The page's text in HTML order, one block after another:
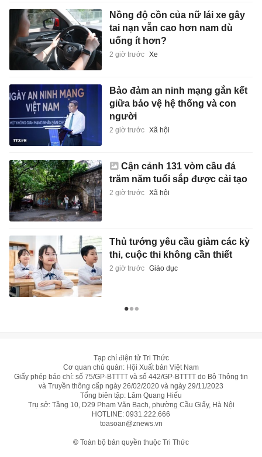
Nồng độ cồn của nữ lái xe gây
tai nạn vẫn cao hơn nam dù
uống ít hơn?
2 giờ trước Xe
Bảo đảm an ninh mạng gắn kết
giữa bảo vệ hệ thống và con
người
2 giờ trước Xã hội
Cận cảnh 131 vòm cầu đá
trăm năm tuổi sắp được cải tạo
2 giờ trước Xã hội
Thủ tướng yêu cầu giảm các kỳ
thi, cuộc thi không cần thiết
2 giờ trước Giáo dục
Tạp chí điện tử Tri Thức
Cơ quan chủ quản: Hội Xuất bản Việt Nam
Giấy phép báo chí: số 75/GP-BTTTT và số 442/GP-BTTTT do Bộ Thông tin
và Truyền thông cấp ngày 26/02/2020 và ngày 29/11/2023
Tổng biên tập: Lâm Quang Hiếu
Trụ sở: Tầng 10, D29 Phạm Văn Bạch, phường Cầu Giấy, Hà Nội
HOTLINE: 0931.222.666
toasoan@znews.vn
© Toàn bộ bản quyền thuộc Tri Thức